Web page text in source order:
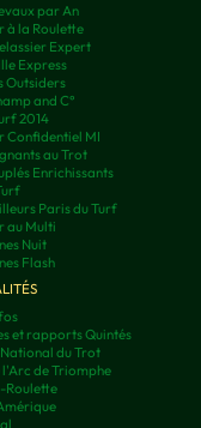
par An
à la Roulette
Expert
Express
Outsiders
and C°
2014
Confidentiel MI
au Trot
Enrichissants
Paris du Turf
au Multi
Nuit
Flash
et rapports Quintés
du Trot
l'Arc de Triomphe
Roulette